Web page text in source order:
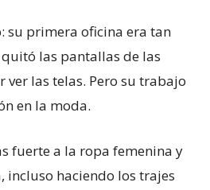
su primera oficina era tan
las pantallas de las
las telas. Pero su trabajo
en la moda.
fuerte a la ropa femenina y
incluso haciendo los trajes